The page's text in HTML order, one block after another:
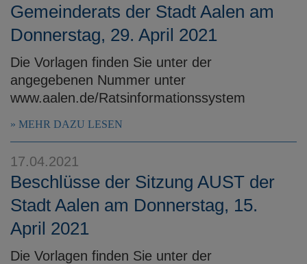
Gemeinderats der Stadt Aalen am
Donnerstag, 29. April 2021
Die Vorlagen finden Sie unter der
angegebenen Nummer unter
www.aalen.de/Ratsinformationssystem
MEHR DAZU LESEN
17.04.2021
Beschlüsse der Sitzung AUST der
Stadt Aalen am Donnerstag, 15.
April 2021
Die Vorlagen finden Sie unter der